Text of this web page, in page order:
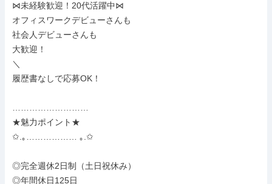
⋈未経験歓迎！20代活躍中⋈
オフィスワークデビューさんも
社会人デビューさんも
大歓迎！
＼
履歴書なしで応募OK！
★魅力ポイント★
✩.｡……………… ｡.✩
◎完全週休2日制（土日祝休み）
◎年間休日125日